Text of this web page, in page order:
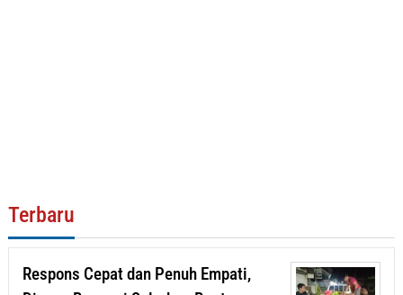
Terbaru
Respons Cepat dan Penuh Empati,